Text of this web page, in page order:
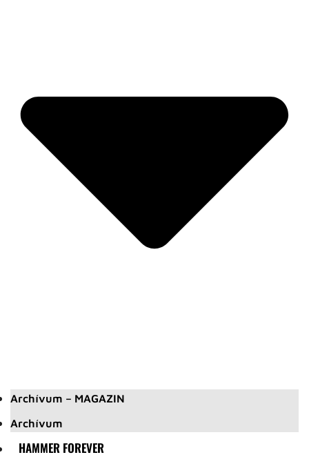
Archívum – MAGAZIN
Archívum
HAMMER FOREVER